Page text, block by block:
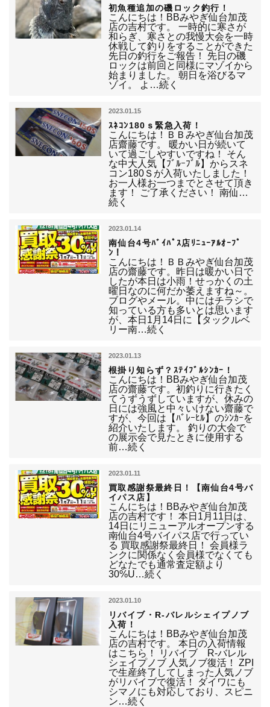
初魚種追加の磯ロック釣行！
こんにちは！BBみやぎ仙台加茂
店の吉村です。 一時的に寒さが
和らぎ、寒さとの我慢大会を一時
休戦して釣りをすることができた
先日の釣行をご報告！ 先日の磯
ロックは前回と同様にマゾイから
始まりました。 朝日を浴びるマ
ゾイ。 よ…続く
2023.01.15
ｽﾈｺﾝ180ｓ緊急入荷！
こんにちは！ＢＢみやぎ仙台加茂
店齋藤です。 暖かい日が続いて
いて過ごしやすいですね！ そん
な中大人気【ﾌﾞﾙｰﾌﾞﾙ】からスネ
コン180Ｓが入荷いたしました！
お一人様お一つまでとさせて頂き
ます！ ご了承ください！ 南仙…
続く
2023.01.14
南仙台4号ﾊﾞｲﾊﾟｽ店ﾘﾆｭｰｱﾙｵｰﾌﾟ
ﾝ！
こんにちは！ＢＢみやぎ仙台加茂
店の齋藤です。昨日は暖かい日で
したが本日は小雨！せっかくの土
曜日なのに何だか萎えますね～。
ブログやメール。中にはチラシで
知っている方も多いとは思います
が、本日1月14日に【タックルベ
リー南…続く
2023.01.13
根掛り知らず？ｽﾃｲﾌﾞﾙｼﾝｶｰ！
こんにちは！BBみやぎ仙台加茂
店の齋藤です。初釣りに行きたく
てうずうずしていますが、休みの
日には強風と中々いけない齋藤で
すが、今回は【ﾊﾞﾚｰﾋﾙ】のｼﾝｶｰを
紹介いたします。 釣りの大会で
の展示会で見たときに使用する
前…続く
2023.01.11
買取感謝祭最終日！【南仙台4号バ
イパス店】
こんにちは！BBみやぎ仙台加茂
店の吉村です！ 本日1月11日は、
14日にリニューアルオープンする
南仙台4号バイパス店で行ってい
る 買取感謝祭最終日！ 会員様ラ
ンクに関係なく会員様でなくても
どなたでも通常査定額より
30%U…続く
2023.01.10
リバイブ・R-バレルシェイプノブ
入荷！
こんにちは！BBみやぎ仙台加茂
店の吉村です。 本日の入荷情報
はこちら！ リバイブ R-バレル
シェイプノブ 人気ノブ復活！ ZPI
で生産終了してしまった人気ノブ
がリバイブで復活！ ダイワにも
シマノにも対応しており、スピニ
ン…続く